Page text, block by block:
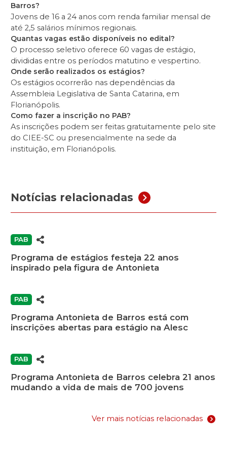
Barros?
Jovens de 16 a 24 anos com renda familiar mensal de
até 2,5 salários mínimos regionais.
Quantas vagas estão disponíveis no edital?
O processo seletivo oferece 60 vagas de estágio,
divididas entre os períodos matutino e vespertino.
Onde serão realizados os estágios?
Os estágios ocorrerão nas dependências da
Assembleia Legislativa de Santa Catarina, em
Florianópolis.
Como fazer a inscrição no PAB?
As inscrições podem ser feitas gratuitamente pelo site
do CIEE-SC ou presencialmente na sede da
instituição, em Florianópolis.
Notícias relacionadas
PAB
Programa de estágios festeja 22 anos
inspirado pela figura de Antonieta
PAB
Programa Antonieta de Barros está com
inscrições abertas para estágio na Alesc
PAB
Programa Antonieta de Barros celebra 21 anos
mudando a vida de mais de 700 jovens
Ver mais notícias relacionadas